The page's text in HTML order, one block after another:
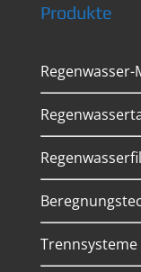
Produkte
Trennsysteme